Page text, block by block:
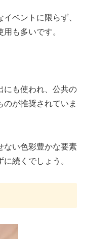
ベントに限らず、
も多いです。
にも使われ、公共の
が推奨されていま
ない色彩豊かな要素
続くでしょう。